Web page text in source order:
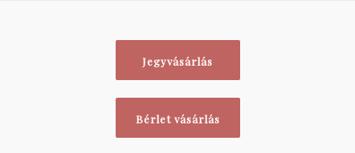
Jegyvásárlás
Bérlet vásárlás